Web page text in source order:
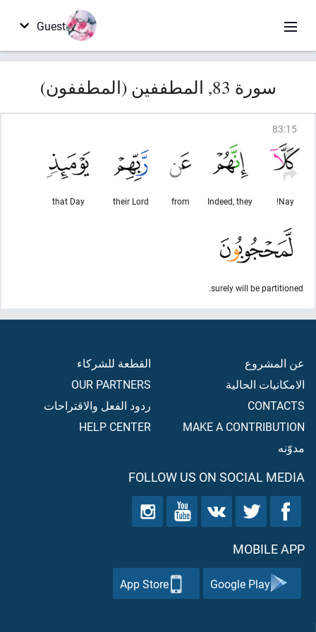
Guest
سورة 83, المطففين (المطففون)
83:15
Nay!
Indeed, they
from
their Lord
that Day
surely will be partitioned.
عن المشروع
الامكانيات الحالية
CONTACTS
MAKE A CONTRIBUTION
مدوّنه
القطعة للشركاء
OUR PARTNERS
ردود الفعل والاقتراحات
HELP CENTER
FOLLOW US ON SOCIAL MEDIA
MOBILE APP
Google Play
App Store